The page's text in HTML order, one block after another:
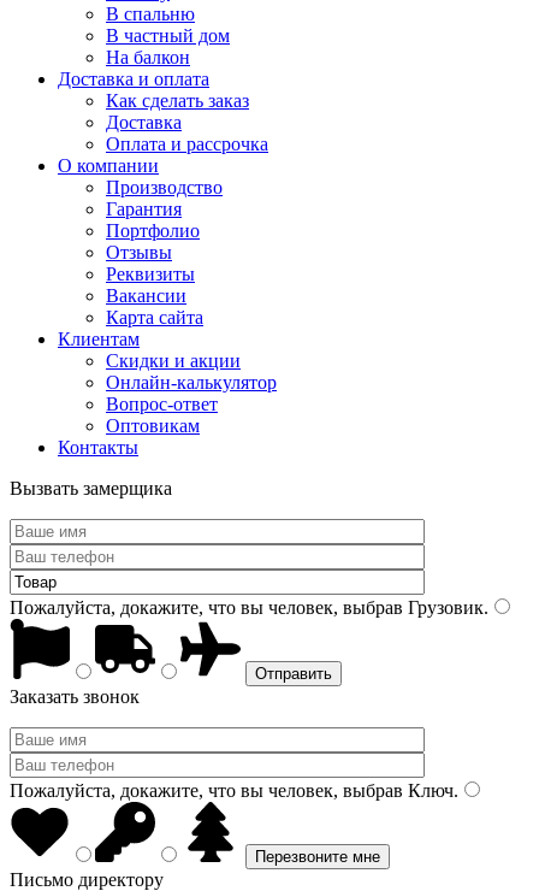
В спальню
В частный дом
На балкон
Доставка и оплата
Как сделать заказ
Доставка
Оплата и рассрочка
О компании
Производство
Гарантия
Портфолио
Отзывы
Реквизиты
Вакансии
Карта сайта
Клиентам
Скидки и акции
Онлайн-калькулятор
Вопрос-ответ
Оптовикам
Контакты
Вызвать замерщика
Пожалуйста, докажите, что вы человек, выбрав Грузовик.
Заказать звонок
Пожалуйста, докажите, что вы человек, выбрав Ключ.
Письмо директору